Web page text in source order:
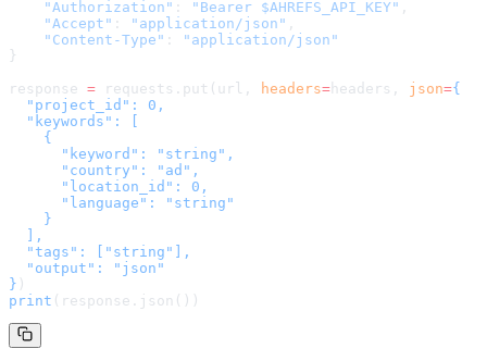
    "Authorization"
: "Bearer $AHREFS_API_KEY" ,
    "Accept"
: "application/json" ,
    "Content-Type"
:
"application/json"
}
response = requests.put(url, headers= headers , json={
  "project_id": 0,
  "keywords": [
    {
      "keyword": "string",
      "country": "ad",
      "location_id": 0,
      "language": "string"
    }
  ],
  "tags": ["string"],
  "output": "json"
} )
print (response.json())